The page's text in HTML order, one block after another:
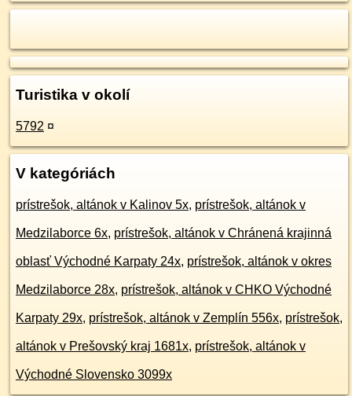
Turistika v okolí
5792 ¤
V kategóriách
prístrešok, altánok v Kalinov 5x, prístrešok, altánok v
Medzilaborce 6x, prístrešok, altánok v Chránená krajinná
oblasť Východné Karpaty 24x, prístrešok, altánok v okres
Medzilaborce 28x, prístrešok, altánok v CHKO Východné
Karpaty 29x, prístrešok, altánok v Zemplín 556x, prístrešok,
altánok v Prešovský kraj 1681x, prístrešok, altánok v
Východné Slovensko 3099x